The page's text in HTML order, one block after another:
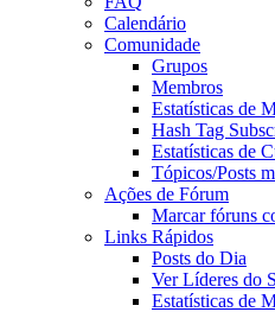
Calendário
Comunidade
Grupos
Membros
Estatísticas de
Hash Tag
Estatísticas de
Tópicos/Posts
Ações de Fórum
Marcar fóruns
Links Rápidos
Posts do Dia
Ver Líderes do
Estatísticas de